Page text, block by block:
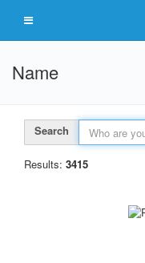
Name
Search
Results: 3415